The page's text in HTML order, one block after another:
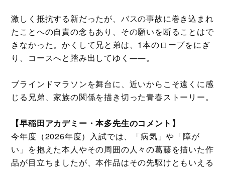
激しく抵抗する新だったが、バスの事故に巻き込まれ
たことへの自責の念もあり、その願いを断ることはで
きなかった。かくして兄と弟は、1本のロープをにぎ
り、コースへと踏み出してゆく――。
ブラインドマラソンを舞台に、近いからこそ遠くに感
じる兄弟、家族の関係を描き切った青春ストーリー。
【早稲田アカデミー・本多先生のコメント】
今年度（2026年度）入試では、「病気」や「障が
い」を抱えた本人やその周囲の人々の葛藤を描いた作
品が目立ちましたが、本作品はその先駆けともいえる